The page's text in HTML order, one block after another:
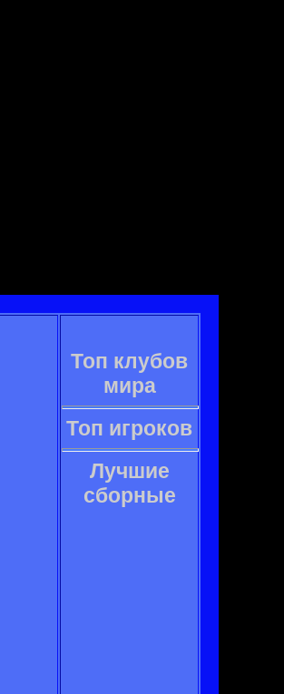
Топ клубов
мира
Топ игроков
Лучшие
сборные